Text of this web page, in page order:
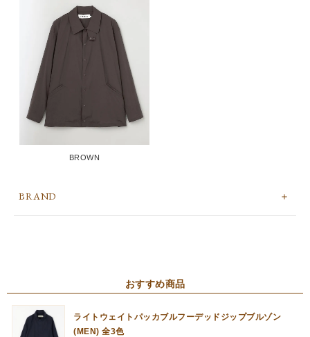
BROWN
BRAND
おすすめ商品
ライトウェイトパッカブルフーデッドジップブルゾン
(MEN) 全3色